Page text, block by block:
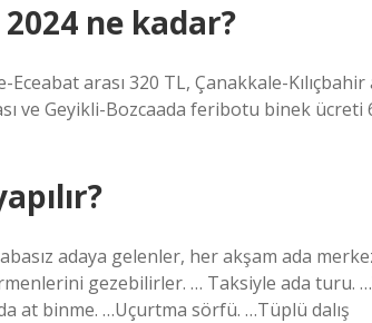
ne kadar?
arası 320 TL, Çanakkale-
ve Geyikli-Bozcaada feribotu binek
adaya gelenler, her akşam ada
gezebilirler. … Taksiyle ada turu.
at binme. …Uçurtma sörfü. …Tüplü dalış